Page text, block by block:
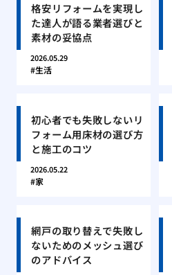
格安リフォームを実現し
た達人が語る業者選びと
素材の妥協点
2026.05.29
生活
初心者でも失敗しないリ
フォーム用床材の選び方
と施工のコツ
2026.05.22
家
網戸の取り替えで失敗し
ないためのメッシュ選び
のアドバイス